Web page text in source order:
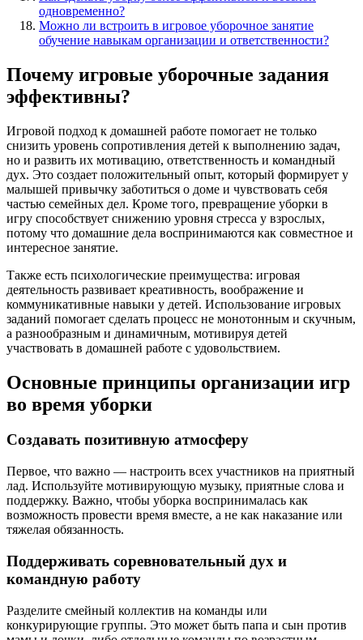
одновременно?
Можно ли встроить в игровое уборочное занятие
обучение навыкам организации и ответственности?
Почему игровые уборочные задания
эффективны?
Игровой подход к домашней работе помогает не только
снизить уровень сопротивления детей к выполнению задач,
но и развить их мотивацию, ответственность и командный
дух. Это создает положительный опыт, который формирует у
малышей привычку заботиться о доме и чувствовать себя
частью семейных дел. Кроме того, превращение уборки в
игру способствует снижению уровня стресса у взрослых,
потому что домашние дела воспринимаются как совместное и
интересное занятие.
Также есть психологические преимущества: игровая
деятельность развивает креативность, воображение и
коммуникативные навыки у детей. Использование игровых
заданий помогает сделать процесс не монотонным и скучным,
а разнообразным и динамичным, мотивируя детей
участвовать в домашней работе с удовольствием.
Основные принципы организации игр
во время уборки
Создавать позитивную атмосферу
Первое, что важно — настроить всех участников на приятный
лад. Используйте мотивирующую музыку, приятные слова и
поддержку. Важно, чтобы уборка воспринималась как
возможность провести время вместе, а не как наказание или
тяжелая обязанность.
Поддерживать соревновательный дух и
командную работу
Разделите смейный коллектив на команды или
конкурирующие группы. Это может быть папа и сын против